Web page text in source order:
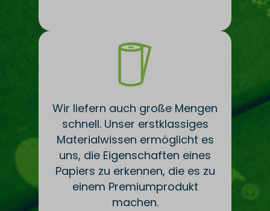
Wir liefern auch große Mengen
schnell. Unser erstklassiges
Materialwissen ermöglicht es
uns, die Eigenschaften eines
Papiers zu erkennen, die es zu
einem Premiumprodukt
machen.